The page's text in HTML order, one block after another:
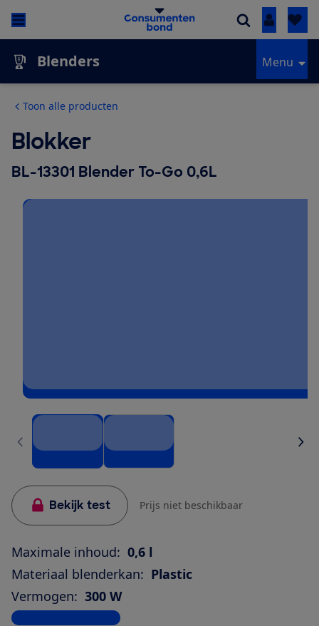
Inloggen
Blenders Menu
Toon alle producten
Blokker
BL-13301 Blender To-Go 0,6L
Bekijk test Prijs niet beschikbaar
Maximale inhoud: 0,6 l
Materiaal blenderkan: Plastic
Vermogen: 300 W
Bekijk alle specificaties